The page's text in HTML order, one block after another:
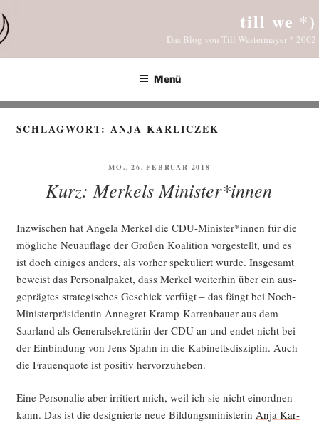
Inhalt
springen
till we *)
Das Blog von Till Westermayer * 2002
Menü
SCHLAGWORT:ANJA KARLICZEK
VERÖFFENTLICHT
MO., 26. FEBRUAR 2018
Kurz: Merkels Minister*innen
Inzwi­schen hat Ange­la Mer­kel die CDU-Minister*innen für die
mög­li­che Neu­auf­la­ge der Gro­ßen Koali­ti­on vor­ge­stellt, und es
ist doch eini­ges anders, als vor­her spe­ku­liert wur­de. Ins­ge­samt
beweist das Per­so­nal­pa­ket, dass Mer­kel wei­ter­hin über ein aus­
ge­präg­tes stra­te­gi­sches Geschick ver­fügt – das fängt bei Noch-
Minis­ter­prä­si­den­tin Anne­gret Kramp-Kar­ren­bau­er aus dem
Saar­land als Gene­ral­se­kre­tä­rin der CDU an und endet nicht bei
der Ein­bin­dung von Jens Spahn in die Kabi­netts­dis­zi­plin. Auch
die Frau­en­quo­te ist posi­tiv hervorzuheben.
Eine Per­so­na­lie aber irri­tiert mich, weil ich sie nicht ein­ord­nen
kann. Das ist die desi­gnier­te neue Bil­dungs­mi­nis­te­rin Anja Kar­